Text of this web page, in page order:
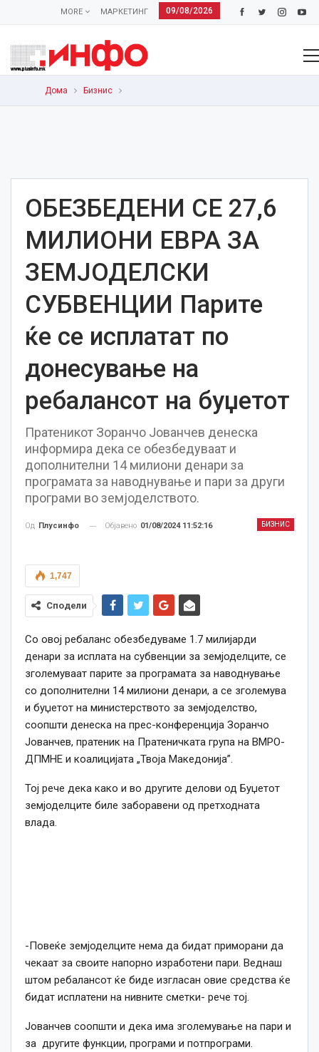
09/08/2026
МАРКЕТИНГ
MORE
Дома Бизнис
ОБЕЗБЕДЕНИ СЕ 27,6
МИЛИОНИ ЕВРА ЗА
ЗЕМЈОДЕЛСКИ
СУБВЕНЦИИ Парите
ќе се исплатат по
донесување на
ребалансот на буџетот
Пратеникот Зоранчо Јованчев денеска
информира дека се обезбедуваат и
дополнителни 14 милиони денари за
програмата за наводнување и пари за други
програми во земјоделството.
БИЗНИС
Од Плусинфо Објавено 01/08/2024 11:52:16
1,747
Сподели
Со овој ребаланс обезбедуваме 1.7 милијарди
денари за исплата на субвенции за земјоделците, се
зголемуваат парите за програмата за наводнување
со дополнителни 14 милиони денари, а се зголемува
и буџетот на министерството за земјоделство,
соопшти денеска на прес-конференција Зоранчо
Јованчев, пратеник на Пратеничката група на ВМРО-
ДПМНЕ и коалицијата „Твоја Македонија”.
Тој рече дека како и во другите делови од Буџетот
земјоделците биле заборавени од претходната
влада.
-Повеќе земјоделците нема да бидат приморани да
чекаат за своите напорно изработени пари. Веднаш
штом ребалансот ќе биде изгласан овие средства ќе
бидат исплатени на нивните сметки- рече тој.
Јованчев соопшти и дека има зголемување на пари и
за другите функции, програми и потпрограми.